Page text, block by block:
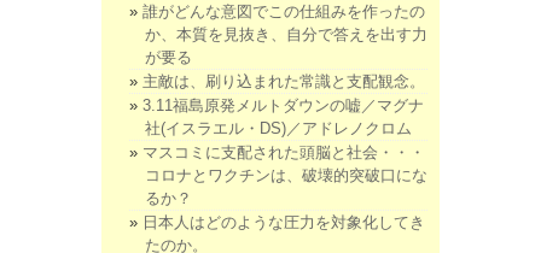
誰がどんな意図でこの仕組みを作ったの
か、本質を見抜き、自分で答えを出す力
が要る
主敵は、刷り込まれた常識と支配観念。
3.11福島原発メルトダウンの嘘／マグナ
社(イスラエル・DS)／アドレノクロム
マスコミに支配された頭脳と社会・・・
コロナとワクチンは、破壊的突破口にな
るか？
日本人はどのような圧力を対象化してき
たのか。